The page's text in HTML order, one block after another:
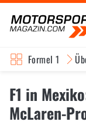
Formel 1
F1 in
McLaren-